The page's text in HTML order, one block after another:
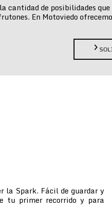
cantidad de posibilidades
En Motoviedo
la Spark. Fácil de guardar y
tu primer recorrido y para